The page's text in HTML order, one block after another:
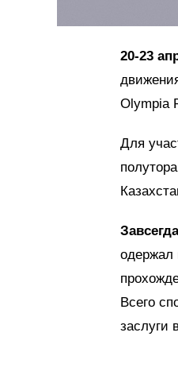
20-23
Olympia
Для
одержал
Всего
заслуги